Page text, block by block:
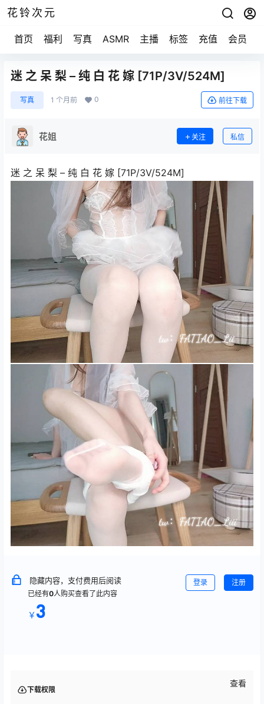
花铃次元
首页 福利 写真 ASMR 主播 标签 充值 会员
迷 之 呆 梨 – 纯 白 花 嫁 [71P/3V/524M]
写真 1 个月前 0 前往下载
花姐 关注 私信
迷 之 呆 梨 – 纯 白 花 嫁 [71P/3V/524M]
隐藏内容，支付费用后阅读
已经有0人购买查看了此内容
￥ 3
登录 注册
下载权限
查看